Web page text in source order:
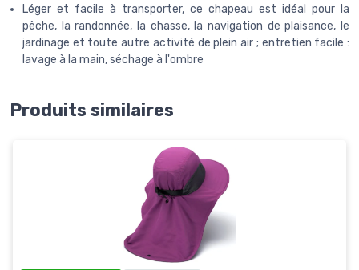
Léger et facile à transporter, ce chapeau est idéal pour la
pêche, la randonnée, la chasse, la navigation de plaisance, le
jardinage et toute autre activité de plein air ; entretien facile :
lavage à la main, séchage à l'ombre
Produits similaires